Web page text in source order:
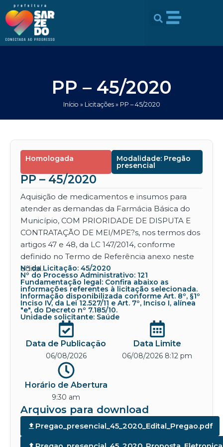
conteúdo
para
conteúdo
PP – 45/2020
Início » Licitações» PP – 45/2020
Homologada Modalidade: Pregão
presencial
PP – 45/2020
Aquisição de medicamentos e insumos para
atender as demandas da Farmácia Básica do
Município, COM PRIORIDADE DE DISPUTA E
CONTRATAÇÃO DE MEI/MPE?s, nos termos dos
artigos 47 e 48, da LC 147/2014, conforme
definido no Termo de Referência anexo neste
edital.
Nº da Licitação: 45/2020
Nº do Processo Administrativo: 121
Fundamentação legal: Confira abaixo as
informações referentes à licitação selecionada.
Informação disponibilizada conforme Art. 8º, §1º
Inciso IV, da Lei 12.527/11 e Art. 7º, Inciso I, alínea
"e", do Decreto nº 7.185/10.
Unidade solicitante: Saúde
Data de Publicação
06/08/2026
Data Limite
06/08/2026 8:12 pm
Horário de Abertura
9:30 am
Arquivos para download
Pregao_presencial_45_2020_Edital_Pregao.pdf